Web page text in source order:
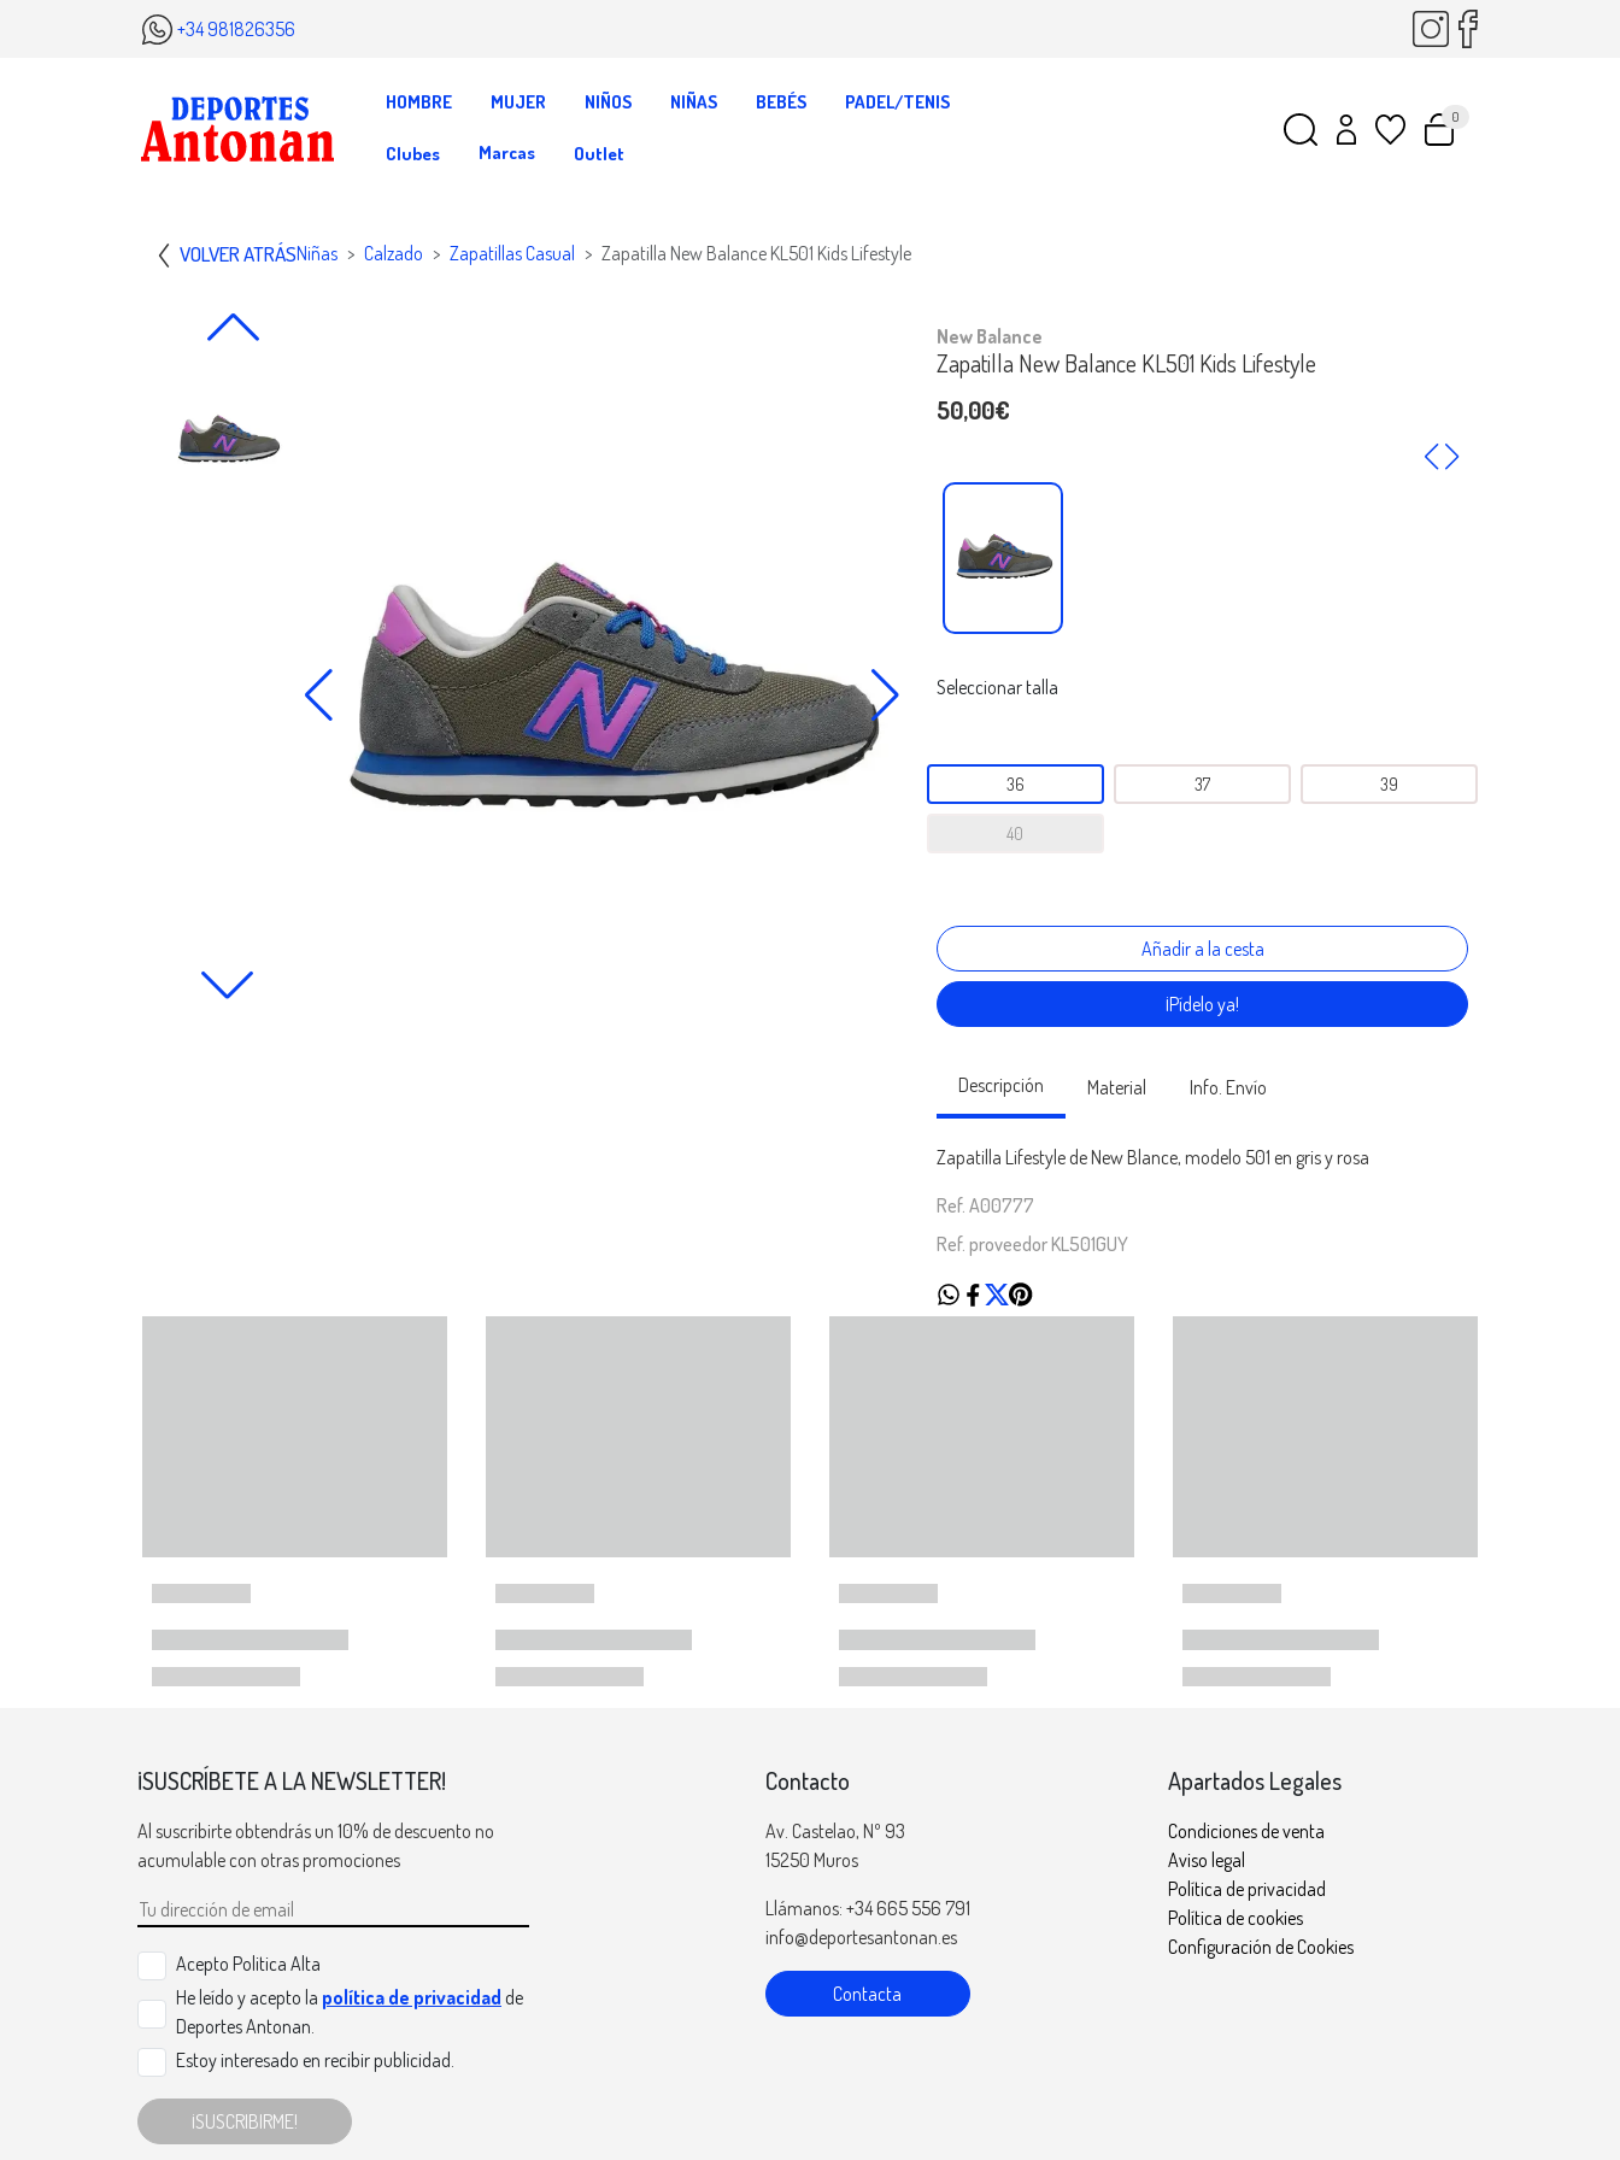
+34 981826356
HOMBRE MUJER NIÑOS NIÑAS BEBÉS PADEL/TENIS
Clubes Marcas Outlet
0
VOLVER ATRÁSNiñas Calzado Zapatillas Casual Zapatilla New Balance KL501 Kids Lifestyle
New Balance
Zapatilla New Balance KL501 Kids Lifestyle
50,00€
Seleccionar talla
36 37 39
40
¡Pídelo ya!
Descripción Material Info. Envío
Zapatilla Lifestyle de New Blance, modelo 501 en gris y rosa
Ref. A00777
Ref. proveedor KL501GUY
¡SUSCRÍBETE A LA NEWSLETTER!
Al suscribirte obtendrás un 10% de descuento no
acumulable con otras promociones
Acepto Politica Alta
He leído y acepto la política de privacidad de
Deportes Antonan.
Estoy interesado en recibir publicidad.
¡SUSCRIBIRME!
Contacto
Av. Castelao, Nº 93
15250 Muros
Llámanos: +34 665 556 791
info@deportesantonan.es
Contacta
Apartados Legales
Condiciones de venta
Aviso legal
Política de privacidad
Política de cookies
Configuración de Cookies